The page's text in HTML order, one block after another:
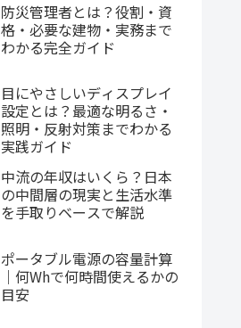
防災管理者とは？役割・資
格・必要な建物・実務まで
わかる完全ガイド
目にやさしいディスプレイ
設定とは？最適な明るさ・
照明・反射対策までわかる
実践ガイド
中流の年収はいくら？日本
の中間層の現実と生活水準
を手取りベースで解説
ポータブル電源の容量計算
｜何Whで何時間使えるかの
目安